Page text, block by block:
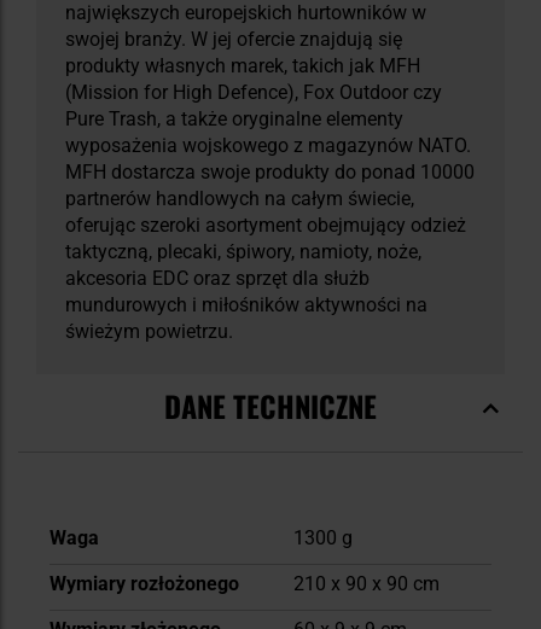
największych europejskich hurtowników w
swojej branży. W jej ofercie znajdują się
produkty własnych marek, takich jak MFH
(Mission for High Defence), Fox Outdoor czy
Pure Trash, a także oryginalne elementy
wyposażenia wojskowego z magazynów NATO.
MFH dostarcza swoje produkty do ponad 10000
partnerów handlowych na całym świecie,
oferując szeroki asortyment obejmujący odzież
taktyczną, plecaki, śpiwory, namioty, noże,
akcesoria EDC oraz sprzęt dla służb
mundurowych i miłośników aktywności na
świeżym powietrzu.
DANE TECHNICZNE
Więcej
Waga
1300 g
Wymiary rozłożonego
210 x 90 x 90 cm